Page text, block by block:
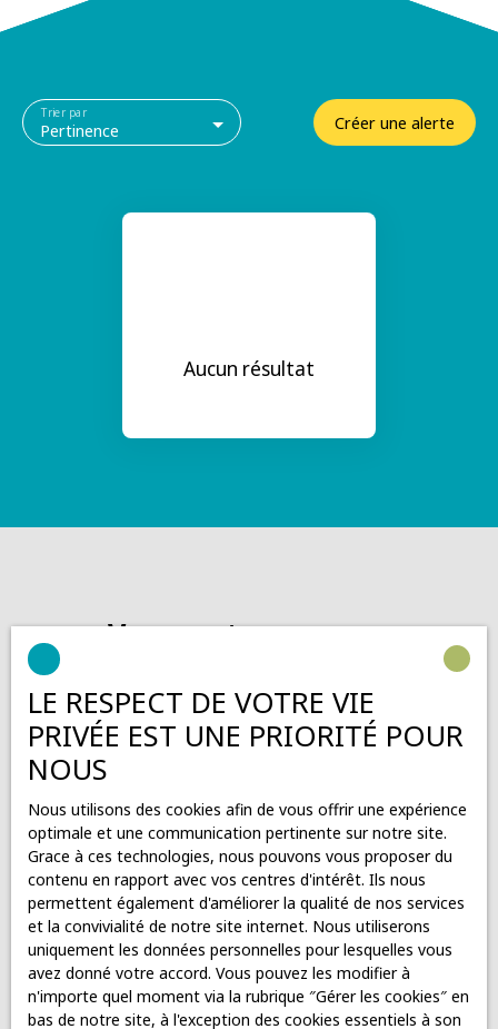
Pertinence
Trier par Créer une alerte
Aucun résultat
Vous ne trouvez pas
Ne manquez plus aucun bien correspondant à votre
recherche en vous inscrivant à notre alerte mail !
Nom
Email
Téléphone
Type d'offre
LE RESPECT DE VOTRE VIE
PRIVÉE EST UNE PRIORITÉ POUR
NOUS
Nous utilisons des cookies afin de vous offrir une expérience
optimale et une communication pertinente sur notre site.
Grace à ces technologies, nous pouvons vous proposer du
contenu en rapport avec vos centres d'intérêt. Ils nous
permettent également d'améliorer la qualité de nos services
et la convivialité de notre site internet. Nous utiliserons
uniquement les données personnelles pour lesquelles vous
avez donné votre accord. Vous pouvez les modifier à
n'importe quel moment via la rubrique ″Gérer les cookies″ en
bas de notre site, à l'exception des cookies essentiels à son